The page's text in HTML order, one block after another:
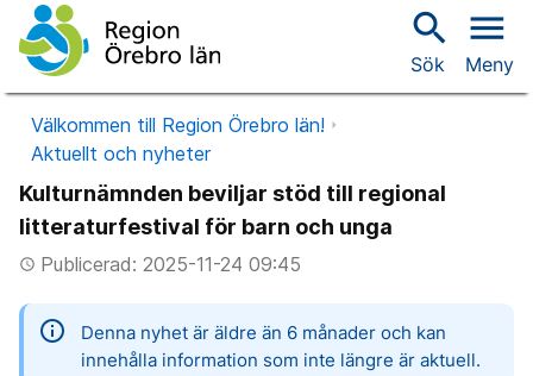
search
Sök
menu
Meny
Välkommen till Region Örebro län!
Aktuellt och nyheter
Kulturnämnden beviljar stöd till regional
litteraturfestival för barn och unga
access_timePublicerad: 2025-11-24 09:45
information
Denna nyhet är äldre än 6 månader och kan
innehålla information som inte längre är aktuell.